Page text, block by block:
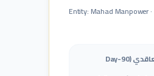
Entity: Mahad Manpower
ضمان الاستبدال التعاقدي (90-Day